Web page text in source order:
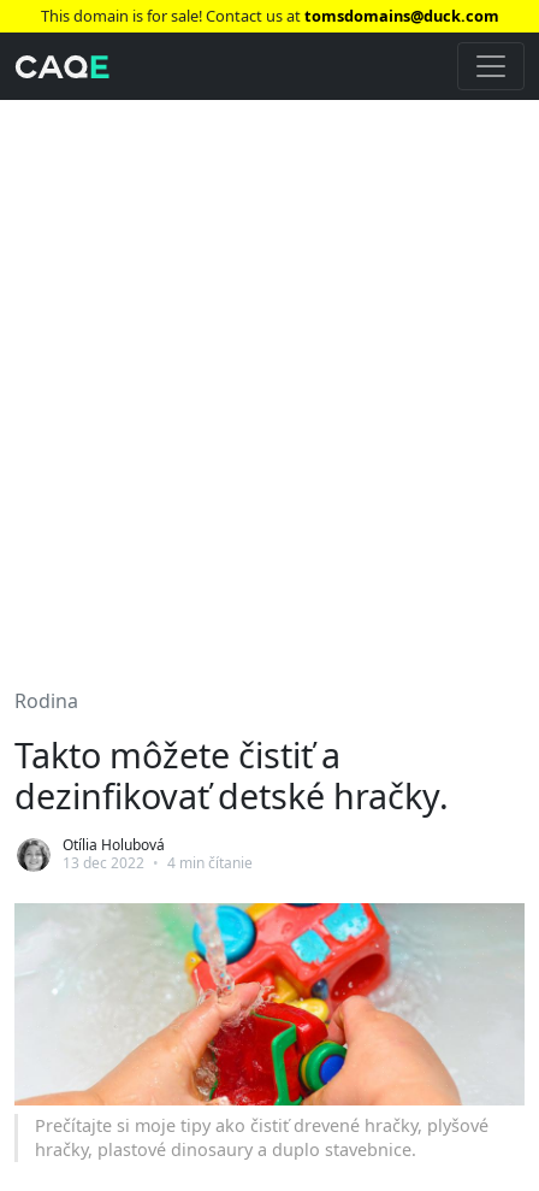
This domain is for sale! Contact us attomsdomains@duck.com
Rodina
Takto môžete čistiť a
dezinfikovať detské hračky.
Otília Holubová
13 dec 2022 • 4 min čítanie
Prečítajte si moje tipy ako čistiť drevené hračky, plyšové
hračky, plastové dinosaury a duplo stavebnice.